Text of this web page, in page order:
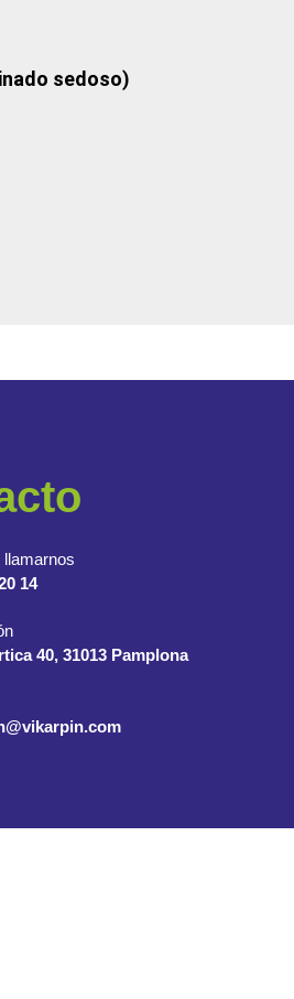
sedoso)
llamarnos
14
40, 31013 Pamplona